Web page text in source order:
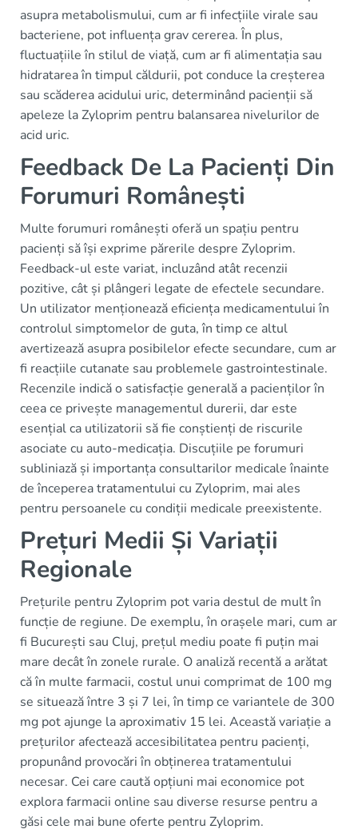
asupra metabolismului, cum ar fi infecțiile virale sau
bacteriene, pot influența grav cererea. În plus,
fluctuațiile în stilul de viață, cum ar fi alimentația sau
hidratarea în timpul căldurii, pot conduce la creșterea
sau scăderea acidului uric, determinând pacienții să
apeleze la Zyloprim pentru balansarea nivelurilor de
acid uric.
Feedback De La Pacienți Din
Forumuri Românești
Multe forumuri românești oferă un spațiu pentru
pacienți să își exprime părerile despre Zyloprim.
Feedback-ul este variat, incluzând atât recenzii
pozitive, cât și plângeri legate de efectele secundare.
Un utilizator menționează eficiența medicamentului în
controlul simptomelor de guta, în timp ce altul
avertizează asupra posibilelor efecte secundare, cum ar
fi reacțiile cutanate sau problemele gastrointestinale.
Recenzile indică o satisfacție generală a pacienților în
ceea ce privește managementul durerii, dar este
esențial ca utilizatorii să fie conștienți de riscurile
asociate cu auto-medicația. Discuțiile pe forumuri
subliniază și importanța consultarilor medicale înainte
de începerea tratamentului cu Zyloprim, mai ales
pentru persoanele cu condiții medicale preexistente.
Prețuri Medii Și Variații
Regionale
Prețurile pentru Zyloprim pot varia destul de mult în
funcție de regiune. De exemplu, în orașele mari, cum ar
fi București sau Cluj, prețul mediu poate fi puțin mai
mare decât în zonele rurale. O analiză recentă a arătat
că în multe farmacii, costul unui comprimat de 100 mg
se situează între 3 și 7 lei, în timp ce variantele de 300
mg pot ajunge la aproximativ 15 lei. Această variație a
prețurilor afectează accesibilitatea pentru pacienți,
propunând provocări în obținerea tratamentului
necesar. Cei care caută opțiuni mai economice pot
explora farmacii online sau diverse resurse pentru a
găsi cele mai bune oferte pentru Zyloprim.